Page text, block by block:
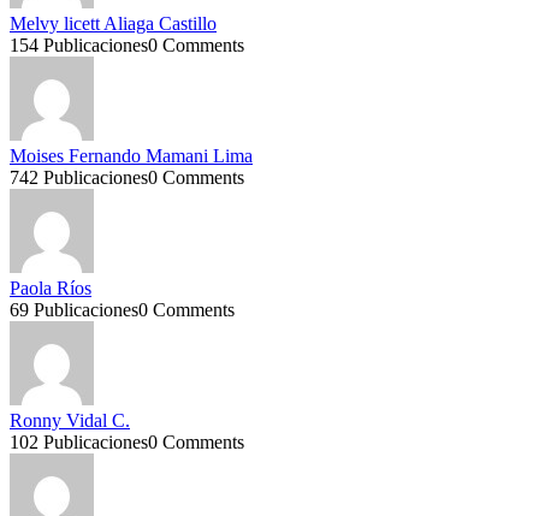
Melvy licett Aliaga Castillo
154 Publicaciones0 Comments
Moises Fernando Mamani Lima
742 Publicaciones0 Comments
Paola Ríos
69 Publicaciones0 Comments
Ronny Vidal C.
102 Publicaciones0 Comments